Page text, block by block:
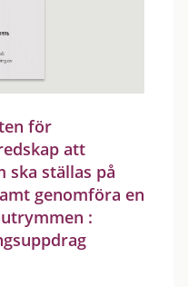
för
att
ska ställas på
genomföra en
: